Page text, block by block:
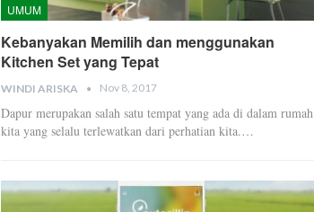
UMUM
Kebanyakan Memilih dan menggunakan
Kitchen Set yang Tepat
WINDI ARISKA Nov 8, 2017
Dapur merupakan salah satu tempat yang ada di dalam rumah
kita yang selalu terlewatkan dari perhatian kita.…